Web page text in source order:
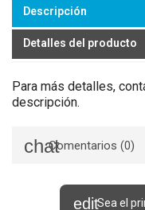
Descripción
Detalles del producto
Para más detalles,
descripción.
Comentarios (0)
Sea el